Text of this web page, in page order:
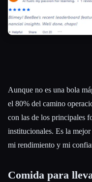
Aunque no es una bola
el 80% del camino
con las de los principales
institucionales. Es la
mi rendimiento y mi
Comida para